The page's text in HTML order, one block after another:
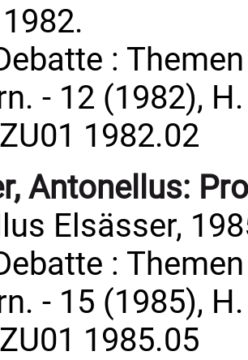
:
- 12 (1982),
1982.02
Antonellus:
Elsässer,
:
- 15 (1985),
1985.05